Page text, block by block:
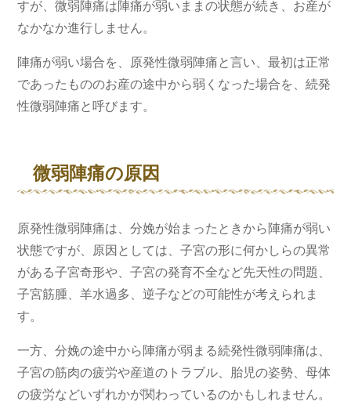
すが、微弱陣痛は陣痛が弱いままの状態が続き、お産が
なかなか進行しません。
陣痛が弱い場合を、原発性微弱陣痛と言い、最初は正常
であったもののお産の途中から弱くなった場合を、続発
性微弱陣痛と呼びます。
微弱陣痛の原因
原発性微弱陣痛は、分娩が始まったときから陣痛が弱い
状態ですが、原因としては、子宮の形に何かしらの異常
がある子宮奇形や、子宮の発育不全など先天性の問題、
子宮筋腫、羊水過多、逆子などの可能性が考えられま
す。
一方、分娩の途中から陣痛が弱まる続発性微弱陣痛は、
子宮の筋肉の疲労や産道のトラブル、胎児の姿勢、母体
の疲労などいずれかが関わっているのかもしれません。